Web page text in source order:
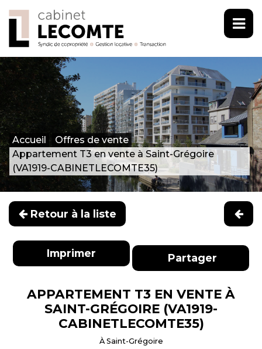
Accueil
Offres de vente
Appartement T3 en vente à Saint-Grégoire
(VA1919-CABINETLECOMTE35)
Retour à la liste
Imprimer Partager
APPARTEMENT T3 EN VENTE À
SAINT-GRÉGOIRE (VA1919-
CABINETLECOMTE35)
À Saint-Grégoire